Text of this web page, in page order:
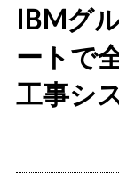
IBMグ
ートで
工事シ